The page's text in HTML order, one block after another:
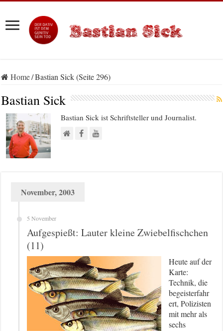
Home/Bastian Sick (Seite 296)
Bastian Sick
Bastian Sick ist Schriftsteller und Journalist.
November, 2003
5 November
Aufgespießt: Lauter kleine Zwiebelfischchen
(11)
Heute auf der
Karte:
Technik, die
begeisterfahr
ert, Polizisten
mit mehr als
sechs